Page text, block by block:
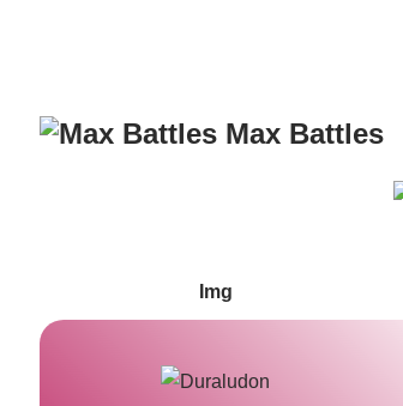
Max Battles
Img